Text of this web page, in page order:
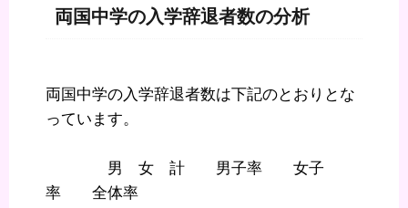
両国中学の入学辞退者数の分析
両国中学の入学辞退者数は下記のとおりとな
っています。
男 女 計 男子率 女子
率 全体率